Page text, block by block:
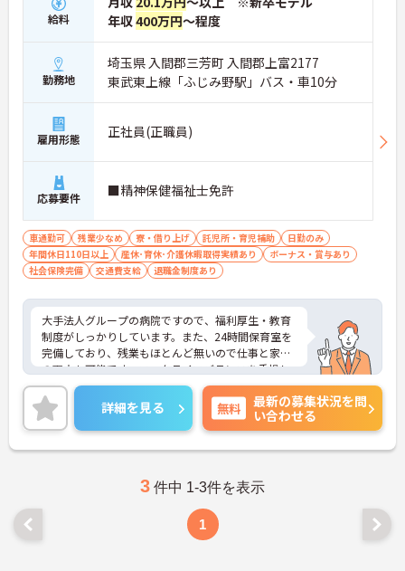
給料
年収400万円～程度
勤務地
埼玉県 入間郡三芳町 入間郡上富2177
東武東上線「ふじみ野駅」バス・車10分
雇用形態 正社員(正職員)
応募要件 ■精神保健福祉士免許
車通勤可 残業少なめ 寮・借り上げ 託児所・育児補助
日勤のみ
年間休日110日以上
産休･育休･介護休暇取得実績あり
ボーナス・賞与あり
社会保険完備
交通費支給 退職金制度あり
大手法人グループの病院ですので、福利厚生・教育
制度がしっかりしています。また、24時間保育室を
完備しており、残業もほとんど無いので仕事と家庭
の両立も可能です。ワークライフバランスを重視し
て働きたい方や、子育てと仕事を両立する方にオス
スメです！
ご興味ある方には、面接対策ポイントなど、さらに
詳細をお話しいたしますのでお気軽にご相談くださ
い。
詳細を見る 無料
最新の募集状況を問
い合わせる
3 件中 1-3件を表示
1